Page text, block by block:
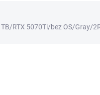
RTX 5070Ti/bez OS/Gray/